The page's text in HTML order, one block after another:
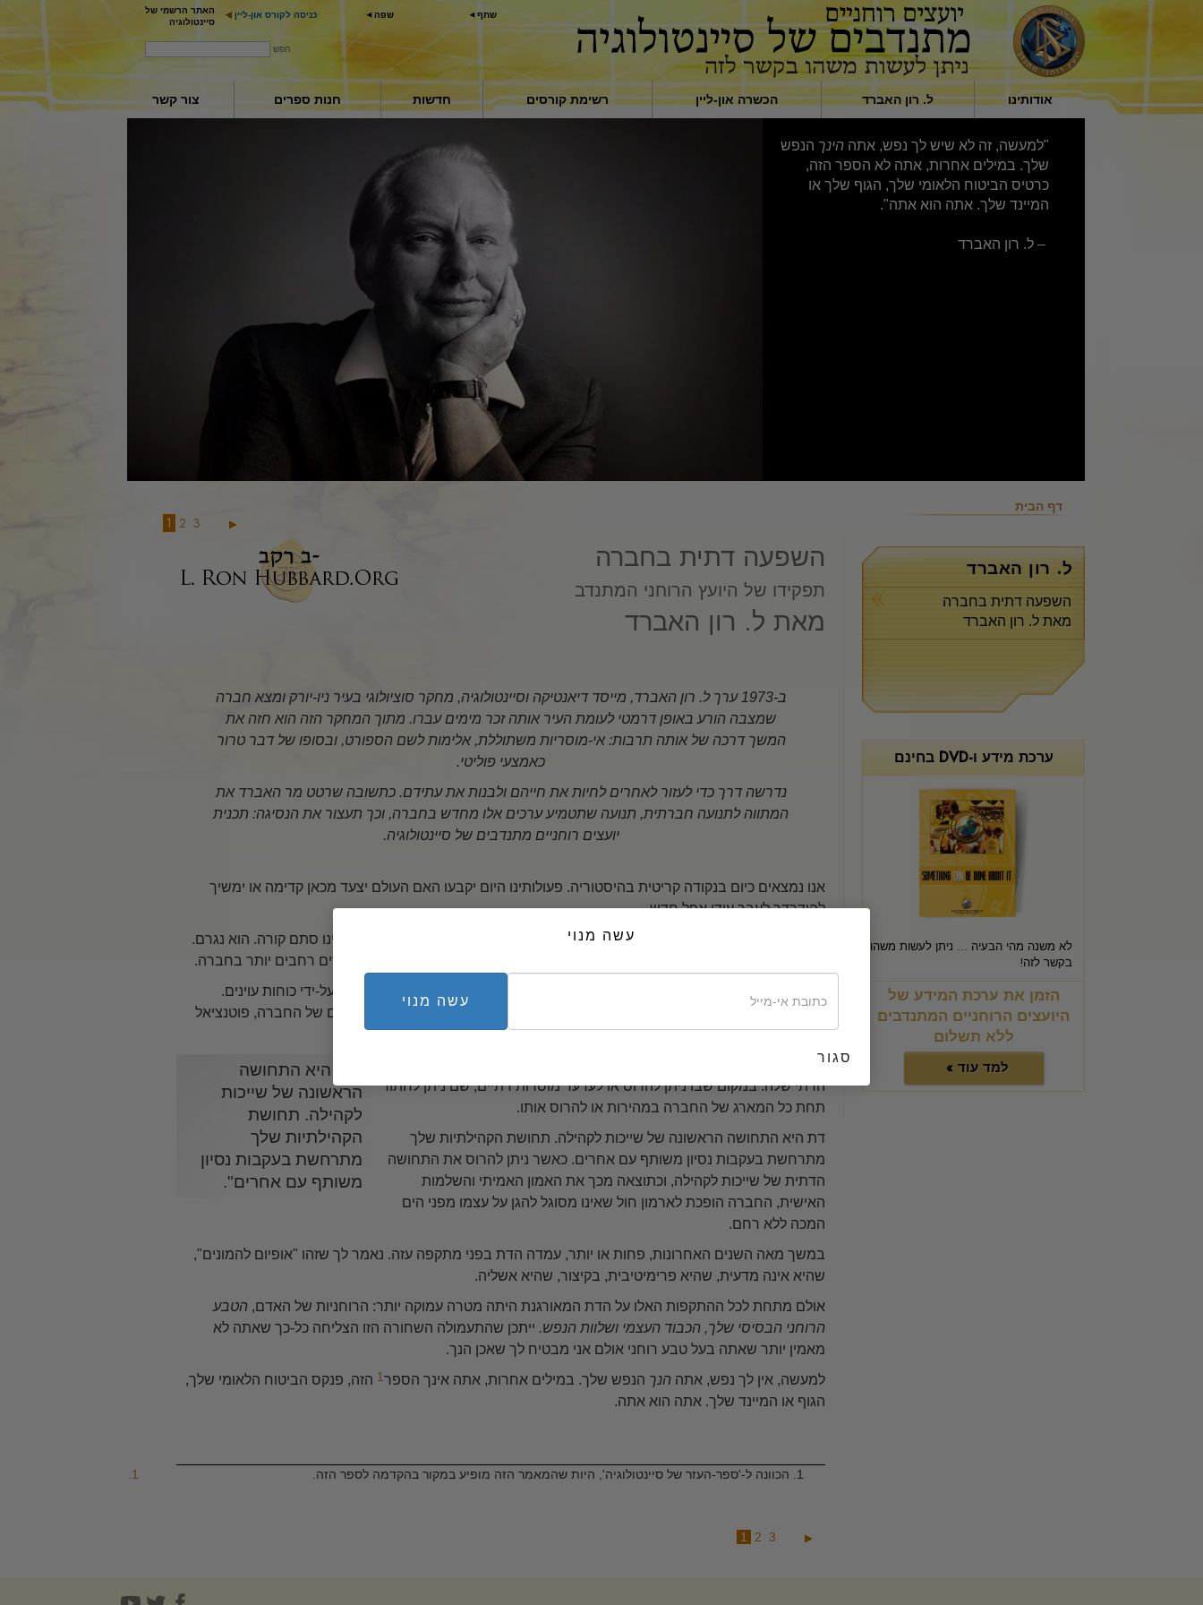
שתף שפה כניסה לקורס און-ליין
האתר הרשמי של
סיינטולוגיה
חפש
אודותינו
המתנדבים?
למה אנחנו עוזרים
ל. רון האברד
מאת ל. רון האברד
הכשרה און-ליין רשימת קורסים
הדינמיקות של הקיום
סולם הטונים הרגשיים
אתיקה ומצבי הפעולה
איך לפתור קונפליקטים
שלמות אישית ויושר
פתרונות לסביבה מסוכנת
טכנולוגיית הלמידה
כלים למקום העבודה
חדשות חנות ספרים צור קשר
"למעשה, זה לא שיש לך נפש, אתה הינך הנפש
שלך. במילים אחרות, אתה לא הספר הזה,
כרטיס הביטוח הלאומי שלך, הגוף שלך או
המיינד שלך. אתה הוא אתה".
– ל. רון האברד
דף הבית
1 2 3
השפעה דתית בחברה
תפקידו של היועץ הרוחני המתנדב
מאת ל. רון האברד
ב-1973 ערך ל. רון האברד, מייסד דיאנטיקה וסיינטולוגיה, מחקר סוציולוגי בעיר ניו-יורק ומצא חברה
שמצבה הורע באופן דרמטי לעומת העיר אותה זכר מימים עברו. מתוך המחקר הזה הוא חזה את
המשך דרכה של אותה תרבות: אי-מוסריות משתוללת, אלימות לשם הספורט, ובסופו של דבר טרור
כאמצעי פוליטי.
נדרשה דרך כדי לעזור לאחרים לחיות את חייהם ולבנות את עתידם. כתשובה שרטט מר האברד את
המתווה לתנועה חברתית, תנועה שתטמיע ערכים אלו מחדש בחברה, וכך תעצור את הנסיגה: תכנית
יועצים רוחניים מתנדבים של סיינטולוגיה.
אנו נמצאים כיום בנקודה קריטית בהיסטוריה. פעולותינו היום יקבעו האם העולם יצעד מכאן קדימה או ימשיך
להידרדר לעבר עידן אפל חדש.
חשוב להבין שמצבים רעים לא קורים סתם. הריקבון התרבותי שאנו רואים מסביבנו אינו סתם קורה. הוא נגרם.
אם האדם לא יבין את זה, הוא לא יהיה מסוגל להגן על עצמו או להגיע ביעילות אל מגזרים רחבים יותר בחברה.
חברה מסוגלת לשרוד במשך אלפי שנים אלא אם כן היא מותקפת מבפנים או מבחוץ על-ידי כוחות עוינים.
כשהתקפה כזאת מתרחשת, יעדיה הראשוניים הם האלים והגיבורים הדתיים והלאומיים של החברה, פוטנציאל
המנהיגות שלה וההערכה העצמית והשלמות האישית של החברים בה.
"דת היא התחושה
הראשונה של שייכות
לקהילה. תחושת
הקהילתיות שלך
מתרחשת בעקבות נסיון
משותף עם אחרים".
קרוב לוודאי שהנקודה הקריטית ביותר של התקפה על תרבות היא הניסיון
הדתי שלה. במקום שבו ניתן להרוס או לערער מוסדות דתיים, שם ניתן לחתור
תחת כל המארג של החברה במהירות או להרוס אותו.
דת היא התחושה הראשונה של שייכות לקהילה. תחושת הקהילתיות שלך
מתרחשת בעקבות נסיון משותף עם אחרים. כאשר ניתן להרוס את התחושה
הדתית של שייכות לקהילה, וכתוצאה מכך את האמון האמיתי והשלמות
האישית, החברה הופכת לארמון חול שאינו מסוגל להגן על עצמו מפני הים
המכה ללא רחם.
במשך מאה השנים האחרונות, פחות או יותר, עמדה הדת בפני מתקפה עזה. נאמר לך שזהו "אופיום להמונים",
שהיא אינה מדעית, שהיא פרימיטיבית, בקיצור, שהיא אשליה.
אולם מתחת לכל ההתקפות האלו על הדת המאורגנת היתה מטרה עמוקה יותר: הרוחניות של האדם, הטבע
הרוחני הבסיסי שלך, הכבוד העצמי ושלוות הנפש. ייתכן שהתעמולה השחורה הזו הצליחה כל-כך שאתה לא
מאמין יותר שאתה בעל טבע רוחני אולם אני מבטיח לך שאכן הנך.
למעשה, אין לך נפש, אתה הנך הנפש שלך. במילים אחרות, אתה אינך הספר1 הזה, פנקס הביטוח הלאומי שלך,
הגוף או המיינד שלך. אתה הוא אתה.
1 הכוונה ל-'ספר-העזר של סיינטולוגיה', היות שהמאמר הזה מופיע במקור בהקדמה לספר הזה.
1 2 3
ל. רון האברד
השפעה דתית בחברה
מאת ל. רון האברד
ערכת מידע ו-DVD בחינם
לא משנה מהי הבעיה ... ניתן לעשות משהו
בקשר לזה!
הזמן את ערכת המידע של
היועצים הרוחניים המתנדבים
ללא תשלום
למד עוד »
עשה מנוי
עשה מנוי
סגור